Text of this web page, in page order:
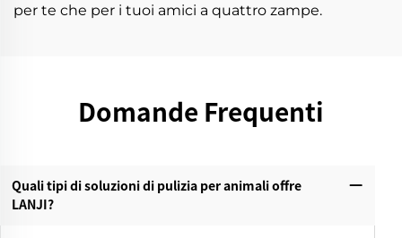
per te che per i tuoi amici a quattro zampe.
Domande Frequenti
Quali tipi di soluzioni di pulizia per animali offre
LANJI?‌